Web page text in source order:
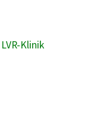
Klinik